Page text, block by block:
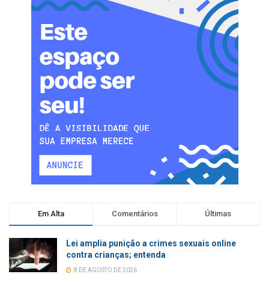
Em Alta Comentários Últimas
Lei amplia punição a crimes sexuais online
contra crianças; entenda
8 DE AGOSTO DE 2026